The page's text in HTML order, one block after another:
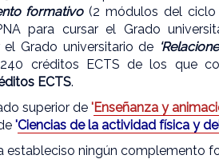
formativo(2 módulos del ciclo
para cursar el Grado
Grado universitario de
créditos ECTS de los que
ECTS.
superior de'Enseñanza y
'Ciencias de la actividad física y
estableciso ningún complemento